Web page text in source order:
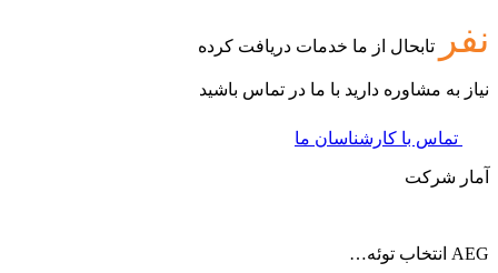
نفر تابحال از ما خدمات دریافت کرده
نیاز به مشاوره دارید با ما در تماس باشید
تماس با کارشناسان ما
آمار شرکت
AEG انتخاب توئه…